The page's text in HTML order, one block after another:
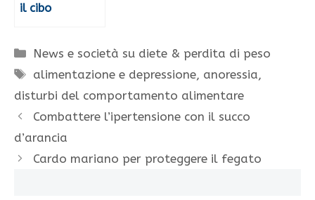
il cibo
Categorie
News e società su diete & perdita di peso
Tag
alimentazione e depressione, anoressia,
disturbi del comportamento alimentare
Combattere l’ipertensione con il succo
d’arancia
Cardo mariano per proteggere il fegato